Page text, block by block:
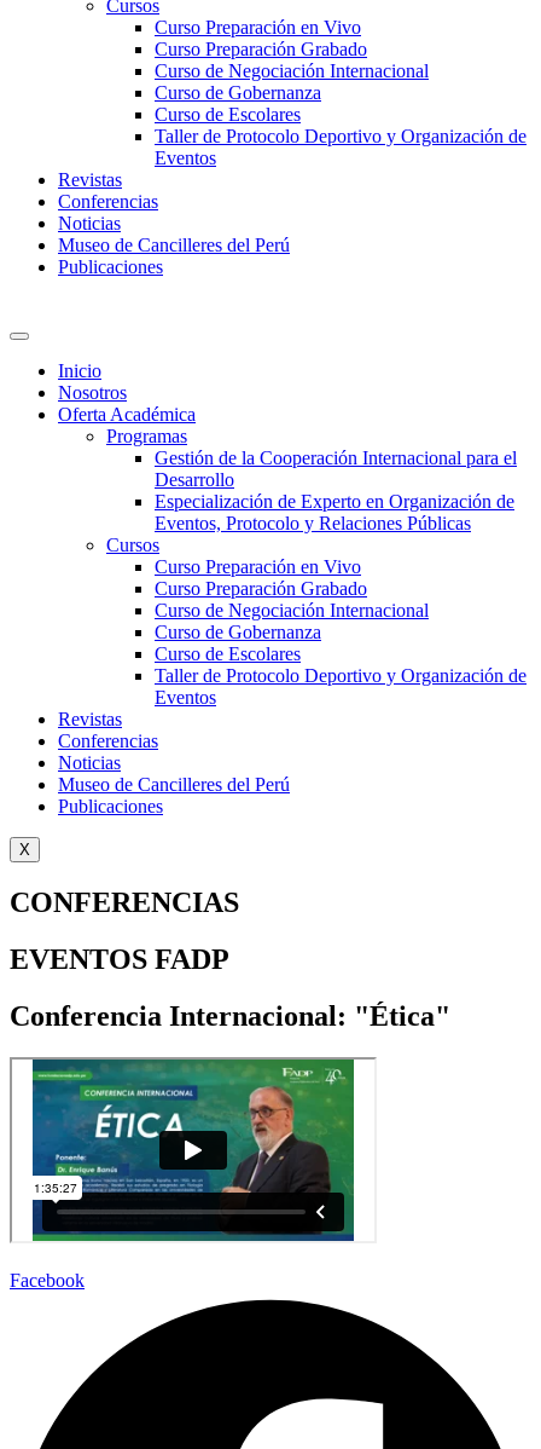
Cursos
Curso Preparación en Vivo
Curso Preparación Grabado
Curso de Negociación Internacional
Curso de Gobernanza
Curso de Escolares
Taller de Protocolo Deportivo y Organización de
Eventos
Revistas
Conferencias
Noticias
Museo de Cancilleres del Perú
Publicaciones
Inicio
Nosotros
Oferta Académica
Programas
Gestión de la Cooperación Internacional para el
Desarrollo
Especialización de Experto en Organización de
Eventos, Protocolo y Relaciones Públicas
Cursos
Curso Preparación en Vivo
Curso Preparación Grabado
Curso de Negociación Internacional
Curso de Gobernanza
Curso de Escolares
Taller de Protocolo Deportivo y Organización de
Eventos
Revistas
Conferencias
Noticias
Museo de Cancilleres del Perú
Publicaciones
X
CONFERENCIAS
EVENTOS FADP
Conferencia Internacional: "Ética"
Facebook